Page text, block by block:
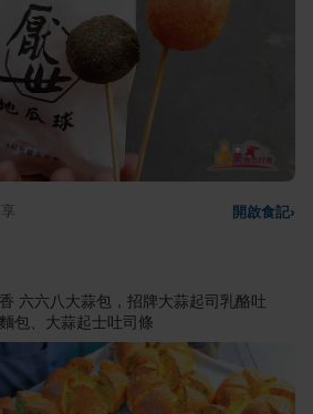
開啟食記›
六六八大蒜包，招牌大蒜起司乳酪吐
包、大蒜起士吐司條